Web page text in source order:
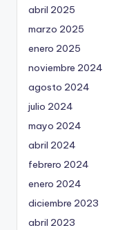
abril 2025
marzo 2025
enero 2025
noviembre 2024
agosto 2024
julio 2024
mayo 2024
abril 2024
febrero 2024
enero 2024
diciembre 2023
abril 2023